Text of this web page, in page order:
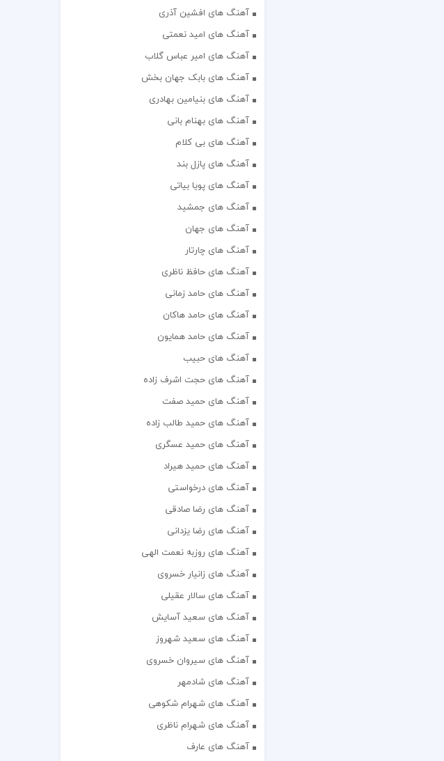
آهنگ های افشین آذری
آهنگ های امید نعمتی
آهنگ های امیر عباس گلاب
آهنگ های بابک جهان بخش
آهنگ های بنیامین بهادری
آهنگ های بهنام بانی
آهنگ های بی کلام
آهنگ های پازل بند
آهنگ های پویا بیاتی
آهنگ های جمشید
آهنگ های جهان
آهنگ های چارتار
آهنگ های حافظ ناظری
آهنگ های حامد زمانی
آهنگ های حامد هاکان
آهنگ های حامد همایون
آهنگ های حبیب
آهنگ های حجت اشرف زاده
آهنگ های حمید صفت
آهنگ های حمید طالب زاده
آهنگ های حمید عسگری
آهنگ های حمید هیراد
آهنگ های درخواستی
آهنگ های رضا صادقی
آهنگ های رضا یزدانی
آهنگ های روزبه نعمت الهی
آهنگ های زانیار خسروی
آهنگ های سالار عقیلی
آهنگ های سعید آسایش
آهنگ های سعید شهروز
آهنگ های سیروان خسروی
آهنگ های شادمهر
آهنگ های شهرام شکوهی
آهنگ های شهرام ناظری
آهنگ های عارف